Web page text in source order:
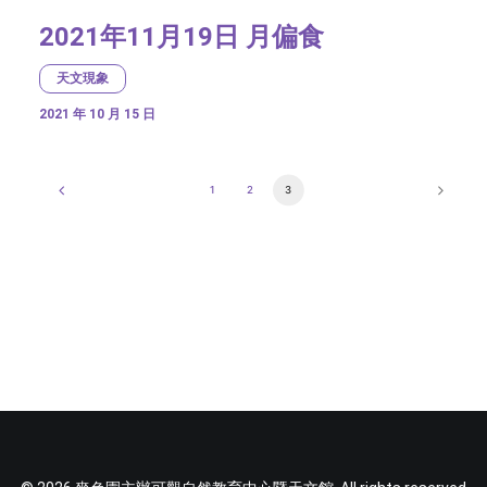
2021年11月19日 月偏食
天文現象
2021 年 10 月 15 日
1 2 3